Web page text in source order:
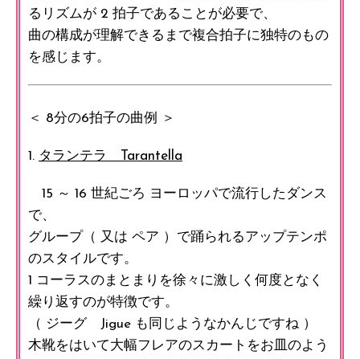
るリズムが 2 拍子であることが必要で、
曲の構成が理解できるまで複合拍子に独特のもの
を感じます。
＜ 8分の6拍子の曲例 ＞
1. タランテラ Tarantella
15 ～ 16 世紀ごろ ヨーロッパで流行したダンス
で、
グループ（ 又は ペア ）で踊られるアップテンポ
のスタイルです。
1 コーラスのまとまりを徐々に激しく何度となく
繰り返すのが特徴です。
（ ジーグ Jigue も同じようなかんじですね ）
木靴をはいて大幅フレアのスカートをお皿のよう